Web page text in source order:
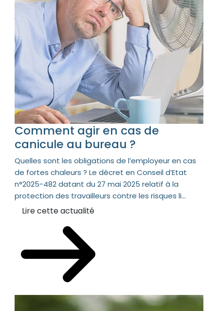
Comment agir en cas de
canicule au bureau ?
Quelles sont les obligations de l’employeur en cas
de fortes chaleurs ? Le décret en Conseil d’Etat
n°2025-482 datant du 27 mai 2025 relatif à la
protection des travailleurs contre les risques li...
Lire cette actualité